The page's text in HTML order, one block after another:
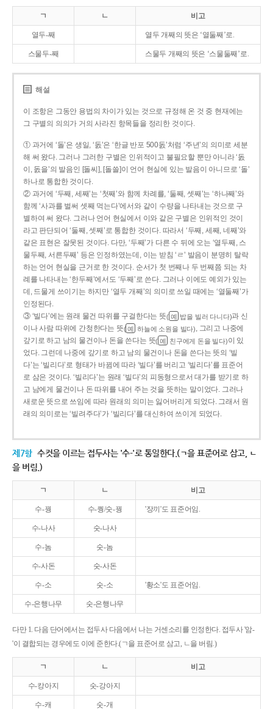
ㄱ ㄴ 비고
열두-째 열두 개째의 뜻은 ‘열둘째’로.
스물두-째 스물두 개째의 뜻은 ‘스물둘째’로.
해설
이 조항은 그동안 용법의 차이가 있는 것으로 규정해 온 것 중 현재에는
그 구별의 의의가 거의 사라진 항목들을 정리한 것이다.
① 과거에 ‘돌’은 생일, ‘돐’은 ‘한글 반포 500돐’처럼 ‘주년’의 의미로 세분
해 써 왔다. 그러나 그러한 구별은 인위적이고 불필요할 뿐만 아니라 ‘돐
이, 돐을’의 발음인 [돌씨], [돌쓸]이 언어 현실에 있는 발음이 아니므로 ‘돌’
하나로 통합한 것이다.
② 과거에 ‘두째, 세째’는 ‘첫째’와 함께 차례를, ‘둘째, 셋째’는 ‘하나째’와
함께 ‘사과를 벌써 셋째 먹는다’에서와 같이 수량을 나타내는 것으로 구
별하여 써 왔다. 그러나 언어 현실에서 이와 같은 구별은 인위적인 것이
라고 판단되어 ‘둘째, 셋째’로 통합한 것이다. 따라서 ‘두째, 세째, 네째’와
같은 표현은 잘못된 것이다. 다만, ‘두째’가 다른 수 뒤에 오는 ‘열두째, 스
물두째, 서른두째’ 등은 인정하였는데, 이는 받침 ‘ㄹ’ 발음이 분명히 탈락
하는 언어 현실을 근거로 한 것이다. 순서가 첫 번째나 두 번째쯤 되는 차
례를 나타내는 ‘한두째’에서도 ‘두째’로 쓴다. 그러나 이에도 예외가 있는
데, 드물게 쓰이기는 하지만 ‘열두 개째’의 의미로 쓰일 때에는 ‘열둘째’가
인정된다.
③ ‘빌다’에는 원래 물건 따위를 구걸한다는 뜻( 예 밥을 빌러 다니다)과 신
이나 사람 따위에 간청한다는 뜻( 예 하늘에 소원을 빌다), 그리고 나중에
갚기로 하고 남의 물건이나 돈을 쓴다는 뜻( 예 친구에게 돈을 빌다)이 있
었다. 그런데 나중에 갚기로 하고 남의 물건이나 돈을 쓴다는 뜻의 ‘빌
다’는 ‘빌리다’로 형태가 바뀜에 따라 ‘빌다’를 버리고 ‘빌리다’를 표준어
로 삼은 것이다. ‘빌리다’는 원래 ‘빌다’의 피동형으로서 대가를 받기로 하
고 남에게 물건이나 돈 따위를 내어 주는 것을 뜻하는 말이었다. 그러나
새로운 뜻으로 쓰임에 따라 원래의 의미는 잃어버리게 되었다. 그래서 원
래의 의미로는 ‘빌려주다’가 ‘빌리다’를 대신하여 쓰이게 되었다.
제7항 수컷을 이르는 접두사는 '수-'로 통일한다.(ㄱ을 표준어로 삼고, ㄴ
을 버림.)
ㄱ ㄴ 비고
수-꿩 수-퀑/숫-꿩 '장끼'도 표준어임.
수-나사 숫-나사
수-놈 숫-놈
수-사돈 숫-사돈
수-소 숫-소 '황소'도 표준어임.
수-은행나무 숫-은행나무
다만 1. 다음 단어에서는 접두사 다음에서 나는 거센소리를 인정한다. 접두사 '암-
'이 결합되는 경우에도 이에 준한다.(ㄱ을 표준어로 삼고, ㄴ을 버림.)
ㄱ ㄴ 비고
수-캉아지 숫-강아지
수-캐 숫-개